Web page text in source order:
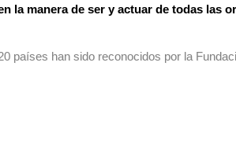
manera de ser y actuar de todas las
han sido reconocidos por la